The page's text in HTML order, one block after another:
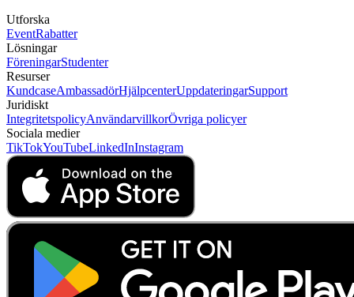
Utforska
EventRabatter
Lösningar
FöreningarStudenter
Resurser
KundcaseAmbassadörHjälpcenterUppdateringarSupport
Juridiskt
IntegritetspolicyAnvändarvillkorÖvriga policyer
Sociala medier
TikTokYouTubeLinkedInInstagram